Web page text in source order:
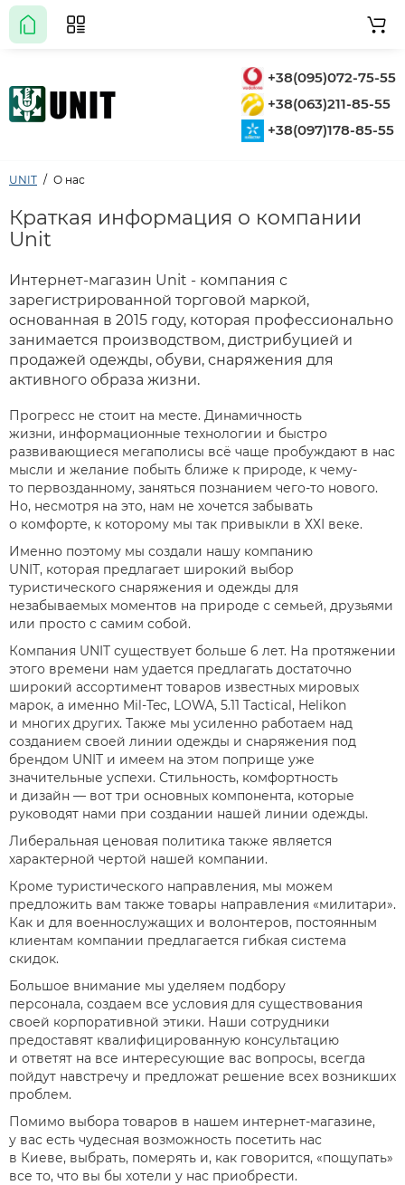
+38(095)072-75-55
+38(063)211-85-55
+38(097)178-85-55
UNIT О нас
Краткая информация о компании
Unit
Интернет-магазин Unit - компания с
зарегистрированной торговой маркой,
основанная в 2015 году, которая профессионально
занимается производством, дистрибуцией и
продажей одежды, обуви, снаряжения для
активного образа жизни.
Прогресс не стоит на месте. Динамичность
жизни, информационные технологии и быстро
развивающиеся мегаполисы всё чаще пробуждают в нас
мысли и желание побыть ближе к природе, к чему-
то первозданному, заняться познанием чего-то нового.
Но, несмотря на это, нам не хочется забывать
о комфорте, к которому мы так привыкли в ХХІ веке.
Именно поэтому мы создали нашу компанию
UNIT, которая предлагает широкий выбор
туристического снаряжения и одежды для
незабываемых моментов на природе с семьей, друзьями
или просто с самим собой.
Компания UNIT существует больше 6 лет. На протяжении
этого времени нам удается предлагать достаточно
широкий ассортимент товаров известных мировых
марок, а именно Mil-Tec, LOWA, 5.11 Tactical, Helikon
и многих других. Также мы усиленно работаем над
созданием своей линии одежды и снаряжения под
брендом UNIT и имеем на этом поприще уже
значительные успехи. Стильность, комфортность
и дизайн — вот три основных компонента, которые
руководят нами при создании нашей линии одежды.
Либеральная ценовая политика также является
характерной чертой нашей компании.
Кроме туристического направления, мы можем
предложить вам также товары направления «милитари».
Как и для военнослужащих и волонтеров, постоянным
клиентам компании предлагается гибкая система
скидок.
Большое внимание мы уделяем подбору
персонала, создаем все условия для существования
своей корпоративной этики. Наши сотрудники
предоставят квалифицированную консультацию
и ответят на все интересующие вас вопросы, всегда
пойдут навстречу и предложат решение всех возникших
проблем.
Помимо выбора товаров в нашем интернет-магазине,
у вас есть чудесная возможность посетить нас
в Киеве, выбрать, померять и, как говорится, «пощупать»
все то, что вы бы хотели у нас приобрести.